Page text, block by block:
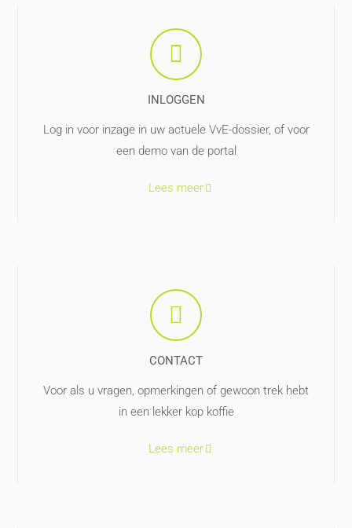
INLOGGEN
Log in voor inzage in uw actuele VvE-dossier, of voor
een demo van de portal
Lees meer
CONTACT
Voor als u vragen, opmerkingen of gewoon trek hebt
in een lekker kop koffie
Lees meer